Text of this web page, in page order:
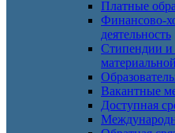
Платные
Финансово-
деятельность
Стипендии
Вакантные
Доступная